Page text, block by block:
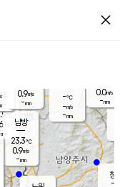
close
℃
mm
-℃
-m/s
-mm
창
0.0m/s
-mm
남방
23.3℃
0.9m/s
-mm
0.9m/s
-mm